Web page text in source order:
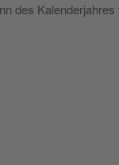
des Kalenderjahres